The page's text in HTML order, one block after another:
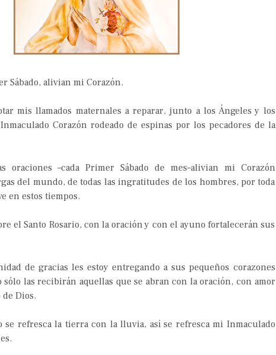
Sábado, alivian mi Corazón.
mis llamados maternales a reparar, junto a los Ángeles y los
Corazón rodeado de espinas por los pecadores de la
oraciones –cada Primer Sábado de mes–alivian mi Corazón
del mundo, de todas las ingratitudes de los hombres, por toda
en estos tiempos.
el Santo Rosario, con la oración y con el ayuno fortalecerán sus
de gracias les estoy entregando a sus pequeños corazones
sólo las recibirán aquellas que se abran con la oración, con amor
Dios.
se refresca la tierra con la lluvia, así se refresca mi Inmaculado